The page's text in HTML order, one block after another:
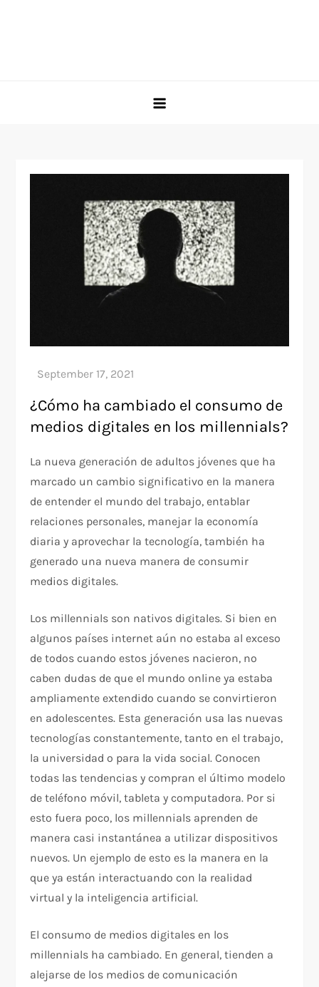
¿Cómo ha cambiado el consumo de
medios digitales en los millennials?
La nueva generación de adultos jóvenes que ha
marcado un cambio significativo en la manera
de entender el mundo del trabajo, entablar
relaciones personales, manejar la economía
diaria y aprovechar la tecnología, también ha
generado una nueva manera de consumir
medios digitales.
Los millennials son nativos digitales. Si bien en
algunos países internet aún no estaba al exceso
de todos cuando estos jóvenes nacieron, no
caben dudas de que el mundo online ya estaba
ampliamente extendido cuando se convirtieron
en adolescentes. Esta generación usa las nuevas
tecnologías constantemente, tanto en el trabajo,
la universidad o para la vida social. Conocen
todas las tendencias y compran el último modelo
de teléfono móvil, tableta y computadora. Por si
esto fuera poco, los millennials aprenden de
manera casi instantánea a utilizar dispositivos
nuevos. Un ejemplo de esto es la manera en la
que ya están interactuando con la realidad
virtual y la inteligencia artificial.
El consumo de medios digitales en los
millennials ha cambiado. En general, tienden a
alejarse de los medios de comunicación